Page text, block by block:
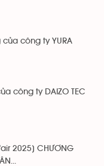
công ty YURA
công ty DAIZO TEC
2025] CHƯƠNG